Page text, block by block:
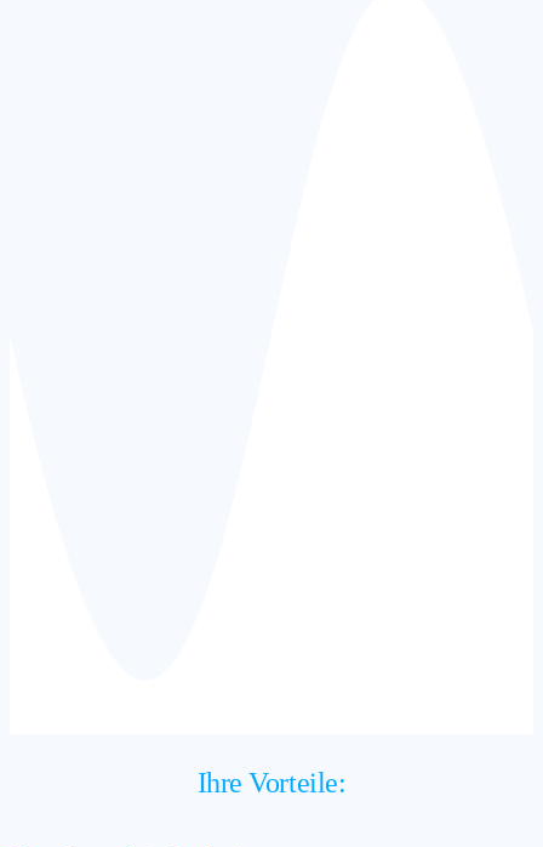
Ihre Vorteile: